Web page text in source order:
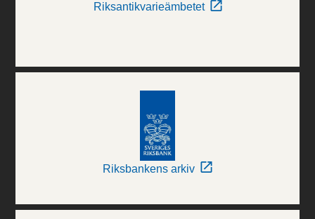
Riksantikvarieämbetet
Riksbankens arkiv